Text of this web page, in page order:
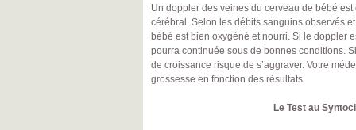
Un doppler des veines du cerveau de bébé est
cérébral. Selon les débits sanguins observés
bébé est bien oxygéné et nourri. Si le doppler
pourra continuée sous de bonnes conditions.
de croissance risque de s’aggraver. Votre
grossesse en fonction des résultats
Le Test au